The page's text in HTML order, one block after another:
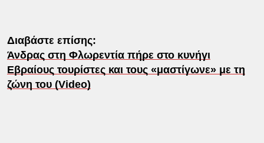
Διαβάστε επίσης:
Άνδρας στη Φλωρεντία πήρε στο κυνήγι
Εβραίους τουρίστες και τους «μαστίγωνε» με τη
ζώνη του (Video)